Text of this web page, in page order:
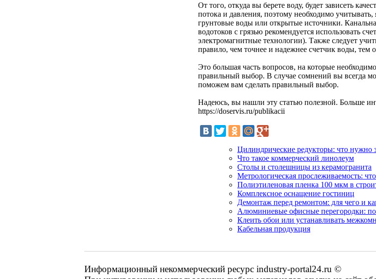
От того, откуда вы берете воду, будет зависеть
потока и давления, поэтому необходимо
грунтовые воды или открытые источники.
водотоков с грязью рекомендуется использовать
электромагнитные технологии). Также следует
правило, чем точнее и надежнее счетчик воды, тем
Это большая часть вопросов, на которые
правильный выбор. В случае сомнений вы всегда
поможем вам сделать правильный выбор.
Надеюсь, вы нашли эту статью полезной. Больше
https://doservis.ru/publikacii
Цилиндрические редукторы: что нужно
Что такое коммерческий линолеум
Столы и столешницы из керамогранита
Метрологическая прослеживаемость: что
Полиэтиленовая пленка 100 мкм в
Комплексное оснащение гостиниц
Демонтаж перед ремонтом: для чего и
Алюминиевые офисные перегородки:
Клеить обои или устанавливать
Кабельная продукция
Информационный некоммерческий ресурс industry-portal24.ru ©